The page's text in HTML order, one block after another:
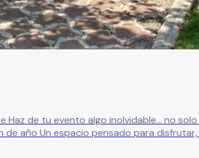
te ofrecemos? ✔